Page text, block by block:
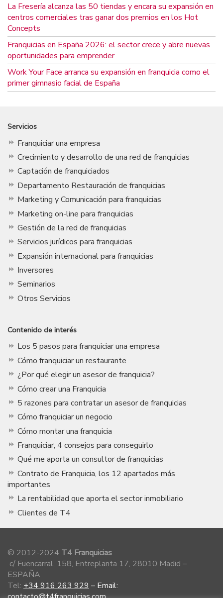
La Fresería alcanza las 50 tiendas y encara su expansión en
centros comerciales tras ganar dos premios en los Hot
Concepts
Franquicias en España 2026: el sector crece y abre nuevas
oportunidades para emprender
Work Your Face arranca su expansión en franquicia como el
primer gimnasio facial de España
Servicios
Franquiciar una empresa
Crecimiento y desarrollo de una red de franquicias
Captación de franquiciados
Departamento Restauración de franquicias
Marketing y Comunicación para franquicias
Marketing on-line para franquicias
Gestión de la red de franquicias
Servicios jurídicos para franquicias
Expansión internacional para franquicias
Inversores
Seminarios
Otros Servicios
Contenido de interés
Los 5 pasos para franquiciar una empresa
Cómo franquiciar un restaurante
¿Por qué elegir un asesor de franquicia?
Cómo crear una Franquicia
5 razones para contratar un asesor de franquicias
Cómo franquiciar un negocio
Cómo montar una franquicia
Franquiciar, 4 consejos para conseguirlo
Qué me aporta un consultor de franquicias
Contrato de Franquicia, los 12 apartados más
importantes
La rentabilidad que aporta el sector inmobiliario
Clientes de T4
© 2012-2024 T4 Franquicias
c/ Fuencarral, 158, Entreplanta 17, 28010 Madid –
ESPAÑA
Tel: +34 916 263 929 – Email:
contacto@t4franquicias.com